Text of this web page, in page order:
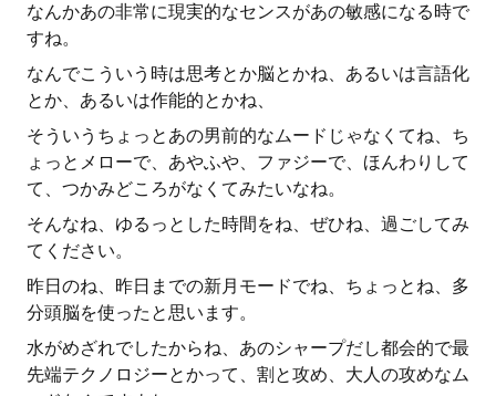
なんかあの非常に現実的なセンスがあの敏感になる時で
すね。
なんでこういう時は思考とか脳とかね、あるいは言語化
とか、あるいは作能的とかね、
そういうちょっとあの男前的なムードじゃなくてね、ち
ょっとメローで、あやふや、ファジーで、ほんわりして
て、つかみどころがなくてみたいなね。
そんなね、ゆるっとした時間をね、ぜひね、過ごしてみ
てください。
昨日のね、昨日までの新月モードでね、ちょっとね、多
分頭脳を使ったと思います。
水がめざれでしたからね、あのシャープだし都会的で最
先端テクノロジーとかって、割と攻め、大人の攻めなム